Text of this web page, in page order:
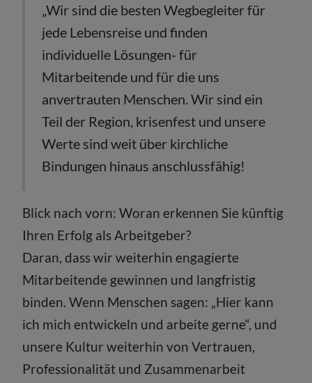
„Wir sind die besten Wegbegleiter für
jede Lebensreise und finden
individuelle Lösungen- für
Mitarbeitende und für die uns
anvertrauten Menschen. Wir sind ein
Teil der Region, krisenfest und unsere
Werte sind weit über kirchliche
Bindungen hinaus anschlussfähig!
Blick nach vorn: Woran erkennen Sie künftig
Ihren Erfolg als Arbeitgeber?
Daran, dass wir weiterhin engagierte
Mitarbeitende gewinnen und langfristig
binden. Wenn Menschen sagen: „Hier kann
ich mich entwickeln und arbeite gerne“, und
unsere Kultur weiterhin von Vertrauen,
Professionalität und Zusammenarbeit